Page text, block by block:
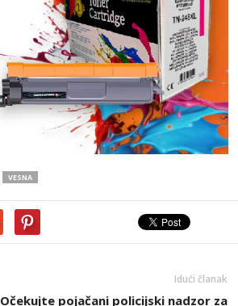
VESNA
Idući članak
Očekujte pojačani policijski nadzor za